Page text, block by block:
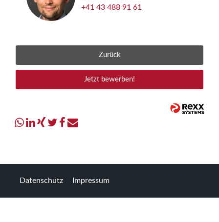
+41 43 488 91 61
Zurück
Jetzt bewerben!
Datenschutz Impressum